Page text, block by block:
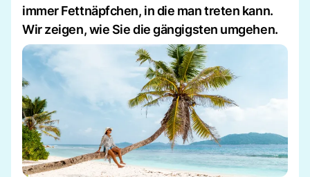
immer Fettnäpfchen, in die man treten kann.
Wir zeigen, wie Sie die gängigsten umgehen.